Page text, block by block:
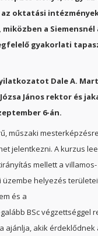
oktatási
a Siemensnél
gyakorlati
Dale A.
János rektor és
6-án.
műszaki
jelentkezni. A kurzus
mellett a villamos-
helyezés
és a
BSc végzettséggel
ajánlja, akik érdeklődnek